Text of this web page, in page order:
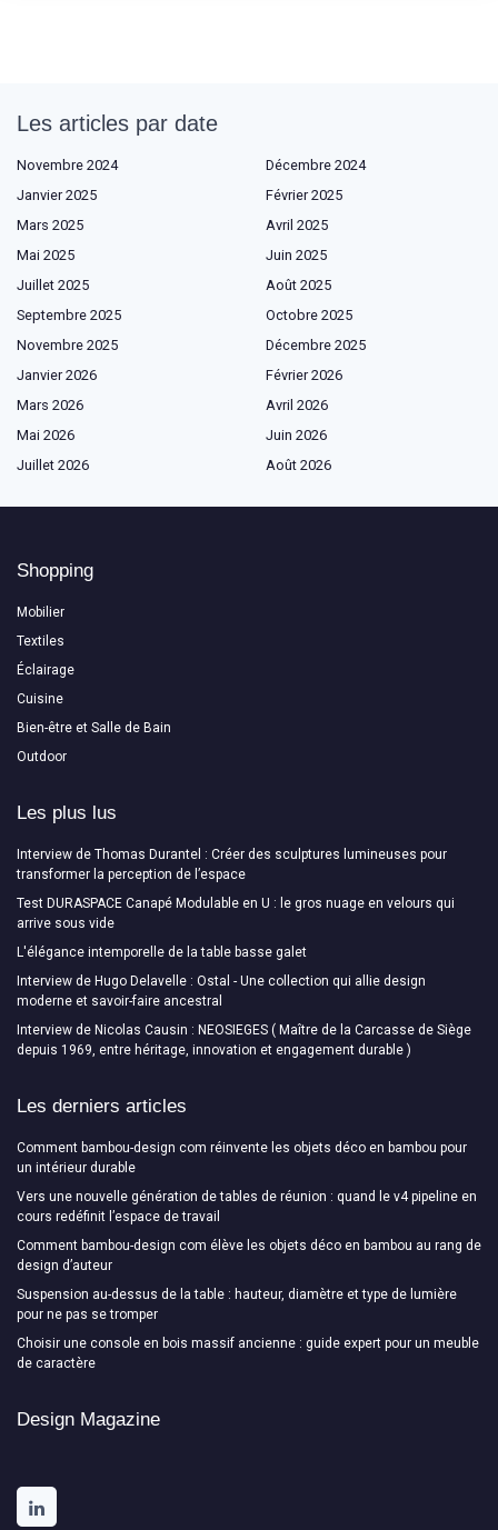
Les articles par date
Novembre 2024
Décembre 2024
Janvier 2025
Février 2025
Mars 2025
Avril 2025
Mai 2025
Juin 2025
Juillet 2025
Août 2025
Septembre 2025
Octobre 2025
Novembre 2025
Décembre 2025
Janvier 2026
Février 2026
Mars 2026
Avril 2026
Mai 2026
Juin 2026
Juillet 2026
Août 2026
Shopping
Mobilier
Textiles
Éclairage
Cuisine
Bien-être et Salle de Bain
Outdoor
Les plus lus
Interview de Thomas Durantel : Créer des sculptures lumineuses pour
transformer la perception de l’espace
Test DURASPACE Canapé Modulable en U : le gros nuage en velours qui
arrive sous vide
L'élégance intemporelle de la table basse galet
Interview de Hugo Delavelle : Ostal - Une collection qui allie design
moderne et savoir-faire ancestral
Interview de Nicolas Causin : NEOSIEGES ( Maître de la Carcasse de Siège
depuis 1969, entre héritage, innovation et engagement durable )
Les derniers articles
Comment bambou-design com réinvente les objets déco en bambou pour
un intérieur durable
Vers une nouvelle génération de tables de réunion : quand le v4 pipeline en
cours redéfinit l’espace de travail
Comment bambou-design com élève les objets déco en bambou au rang de
design d’auteur
Suspension au-dessus de la table : hauteur, diamètre et type de lumière
pour ne pas se tromper
Choisir une console en bois massif ancienne : guide expert pour un meuble
de caractère
Design Magazine